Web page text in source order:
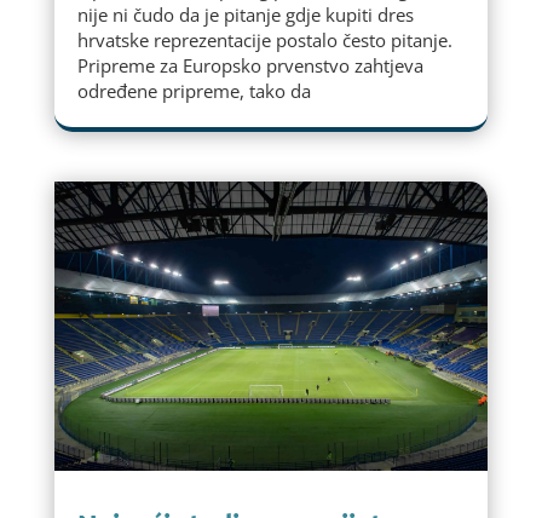
nije ni čudo da je pitanje gdje kupiti dres
hrvatske reprezentacije postalo često pitanje.
Pripreme za Europsko prvenstvo zahtjeva
određene pripreme, tako da